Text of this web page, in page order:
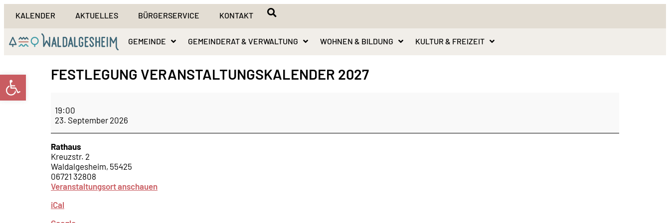
Werkzeugleiste öffnen
KALENDER AKTUELLES BÜRGERSERVICE KONTAKT
GEMEINDE GEMEINDERAT & VERWALTUNG WOHNEN & BILDUNG KULTUR & FREIZEIT
FESTLEGUNG VERANSTALTUNGSKALENDER 2027
19:00
23. September 2026
Rathaus
Kreuzstr. 2
Waldalgesheim, 55425
06721 32808
Veranstaltungsort anschauen
iCal